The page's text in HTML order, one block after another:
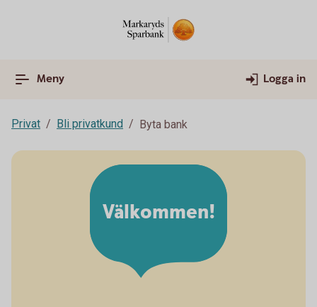
Meny Logga in
Privat Bli privatkund Byta bank
Välkommen!